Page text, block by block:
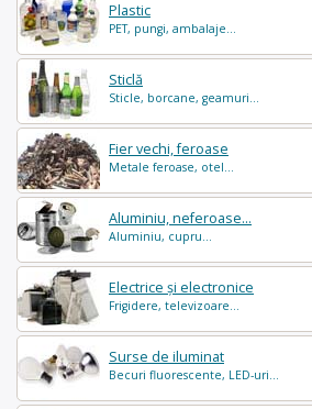
Plastic
PET, pungi, ambalaje...
Sticlă
Sticle, borcane, geamuri...
Fier vechi, feroase
Metale feroase, otel...
Aluminiu, neferoase...
Aluminiu, cupru...
Electrice și electronice
Frigidere, televizoare...
Surse de iluminat
Becuri fluorescente, LED-uri...